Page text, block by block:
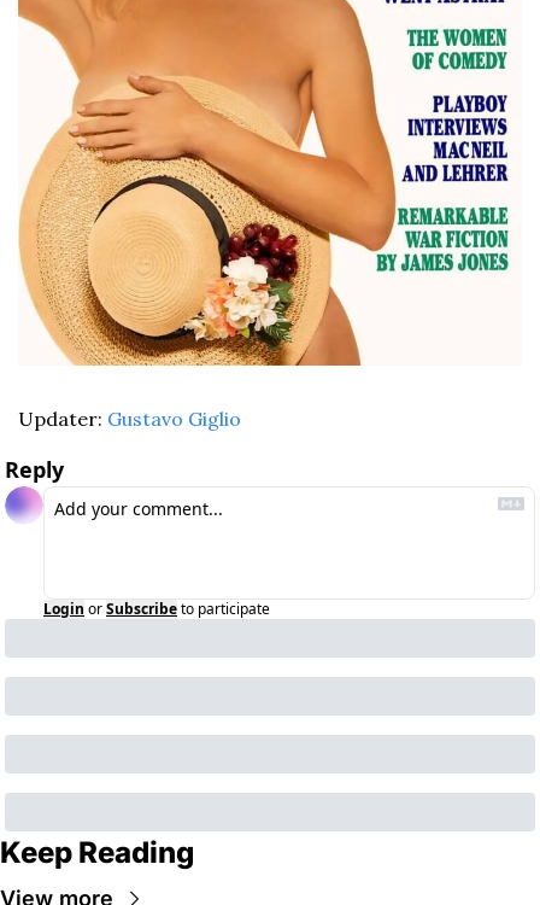
Updater: Gustavo Giglio
Reply
Login orSubscribeto participate
Keep Reading
View more